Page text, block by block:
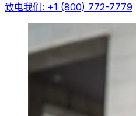
致电我们: +1 (800) 772-7779